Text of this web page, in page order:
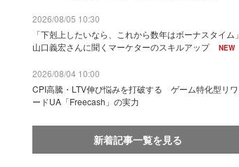
2026/08/05 10:30
「下剋上したいなら、これから数年はボーナスタイム」
山口義宏さんに聞くマーケターのスキルアップ
NEW
2026/08/04 10:00
CPI高騰・LTV伸び悩みを打破する ゲーム特化型リワ
ードUA「Freecash」の実力
新着記事一覧を見る